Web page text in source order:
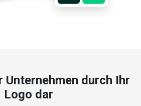
Unternehmen durch Ihr
Logo dar